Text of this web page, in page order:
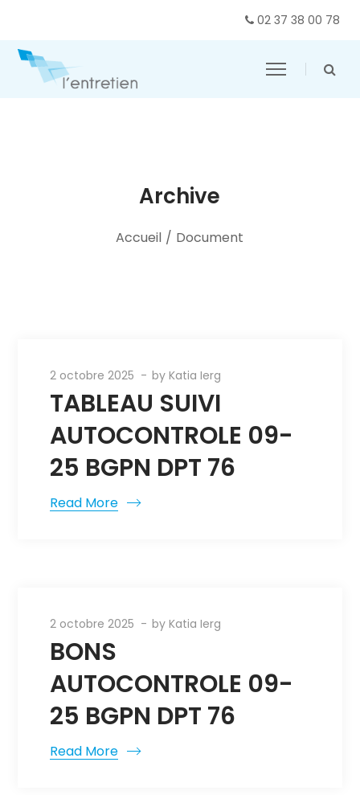
02 37 38 00 78
Archive
Accueil / Document
2 octobre 2025 byKatia Ierg
TABLEAU SUIVI
AUTOCONTROLE 09-
25 BGPN DPT 76
Read More
2 octobre 2025 byKatia Ierg
BONS
AUTOCONTROLE 09-
25 BGPN DPT 76
Read More